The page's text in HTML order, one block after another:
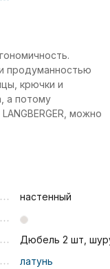
продуманностью
крючки и
а потому
можно
настенный
Дюбель 2 шт,
латунь